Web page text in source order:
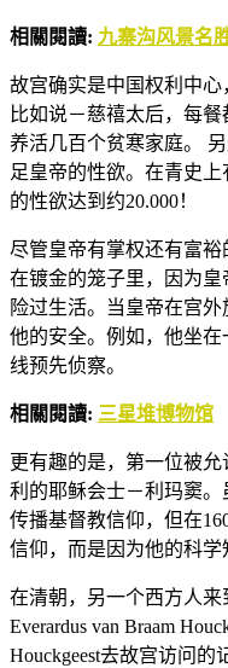
相關閱讀: 九寨沟风景名
故宫确实是中国权利中心
比如说－慈禧太后，每
养活几百个贫寒家庭。
足皇帝的性欲。在青史
的性欲达到约20.000！
尽管皇帝有掌权还有富
在镀金的笼子里，因为
险过生活。当皇帝在宫
他的安全。例如，他坐
线预先侦察。
相關閱讀: 三星堆博物馆
更有趣的是，第一位被
利的耶稣会士－利玛窦
传播基督教信仰，但在
信仰，而是因为他的科学
在清朝，另一个西方人来
Everardus van Braam
Houckgeest去故宫访问的